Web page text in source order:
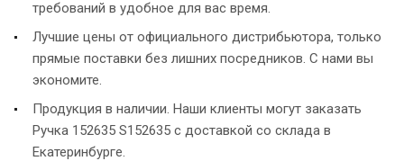
требований в удобное для вас время.
Лучшие цены от официального дистрибьютора, только
прямые поставки без лишних посредников. С нами вы
экономите.
Продукция в наличии. Наши клиенты могут заказать
Ручка 152635 S152635 с доставкой со склада в
Екатеринбурге.